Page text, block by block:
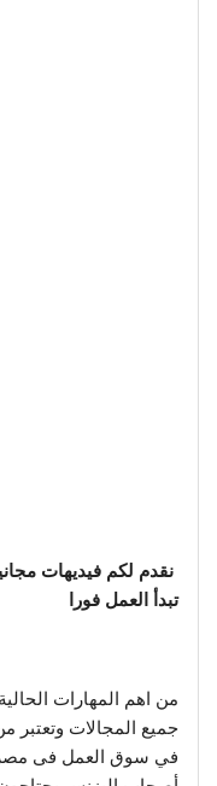
نقدم لكم فيديهات
تبدأ العمل فورا
من اهم المهارات
جميع المجالات وتعتبر
في سوق العمل فى مصر